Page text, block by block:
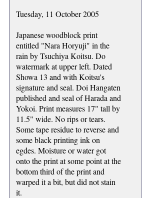
Tuesday, 11 October 2005
Japanese woodblock print
entitled "Nara Horyuji" in the
rain by Tsuchiya Koitsu. Do
watermark at upper left. Dated
Showa 13 and with Koitsu's
signature and seal. Doi Hangaten
published and seal of Harada and
Yokoi. Print measures 17" tall by
11.5" wide. No rips or tears.
Some tape residue to reverse and
some black printing ink on
egdes. Moisture or water got
onto the print at some point at the
bottom third of the print and
warped it a bit, but did not stain
it.